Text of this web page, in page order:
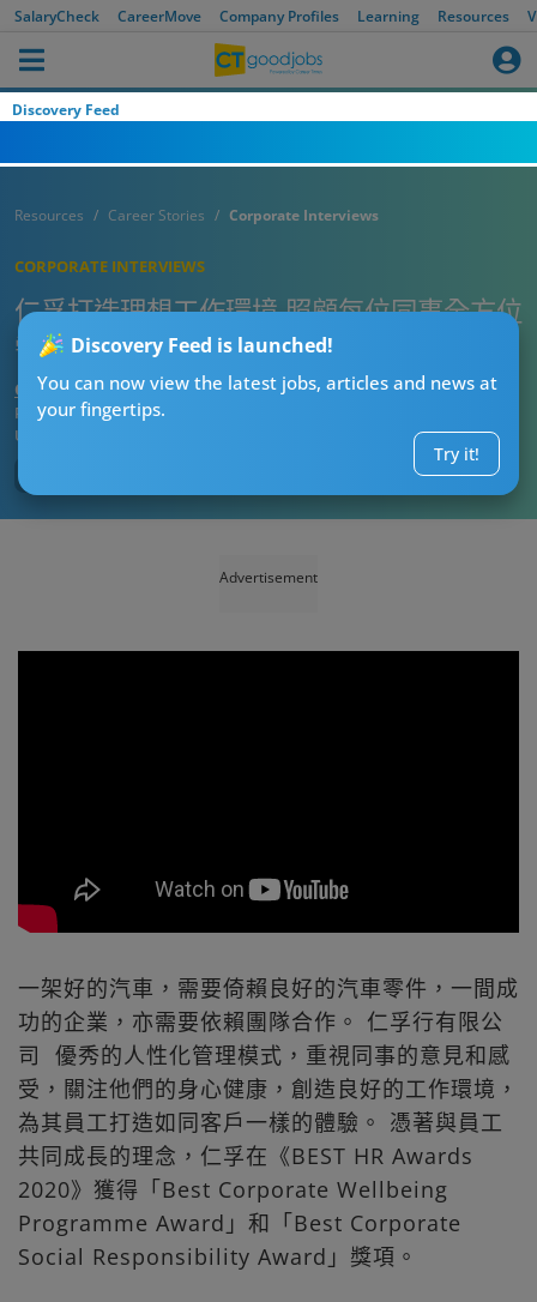
SalaryCheck CareerMove Company Profiles Learning Resources
Discovery Feed
Discovery Feed is launched!
You can now view the latest jobs, articles and news at
your fingertips.
Try it!
Resources Career Stories Corporate Interviews
CORPORATE INTERVIEWS
仁孚打造理想工作環境 照顧每位同事全方位
需求
CTgoodjobs’ Editor
Published:2021-11-25
Updated:
Advertisement
一架好的汽車，需要倚賴良好的汽車零件，一間成
功的企業，亦需要依賴團隊合作。 仁孚行有限公
司 優秀的人性化管理模式，重視同事的意見和感
受，關注他們的身心健康，創造良好的工作環境，
為其員工打造如同客戶一樣的體驗。 憑著與員工
共同成長的理念，仁孚在《BEST HR Awards
2020》獲得「Best Corporate Wellbeing
Programme Award」和「Best Corporate
Social Responsibility Award」獎項。